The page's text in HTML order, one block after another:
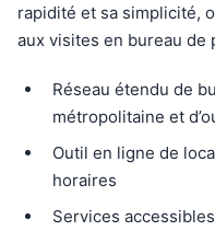
rapidité et sa simplicité,
aux visites en bureau de
Réseau étendu de
métropolitaine et
Outil en ligne de
horaires
Services